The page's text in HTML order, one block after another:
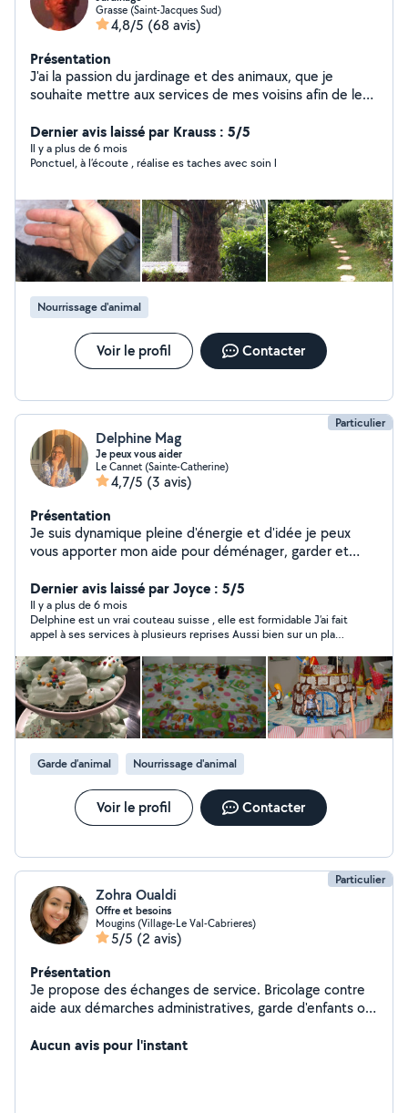
Grasse (Saint-Jacques Sud)
4,8/5 (68 avis)
Présentation
J'ai la passion du jardinage et des animaux, que je
souhaite mettre aux services de mes voisins afin de les
Dernier avis laissé par Krauss : 5/5
Il y a plus de 6 mois
Ponctuel, à l’écoute , réalise es taches avec soin l
Nourrissage d'animal
Voir le profil Contacter
Particulier
Delphine Mag
Je peux vous aider
Le Cannet (Sainte-Catherine)
4,7/5 (3 avis)
Présentation
Je suis dynamique pleine d'énergie et d'idée je peux
vous apporter mon aide pour déménager, garder et
votre appartement en courte durée, bref être votre
assistante personnelle je suis un couteau suisse
Dernier avis laissé par Joyce : 5/5
Il y a plus de 6 mois
Delphine est un vrai couteau suisse , elle est formidable J’ai fait
appel à ses services à plusieurs reprises Aussi bien sur un plan
m’a repeint des tables basses , nettoyer la terrasse , la bâche ,
décorer pour une soirée et même elle très doué pour des
buffets et idées Elle est incroyable elle sait tout faire et en plus
elle est drôle et rapide N’hésitez pas à faire appel à Delphine
elle est incroyable
Garde d’animal Nourrissage d'animal
Voir le profil Contacter
Particulier
Zohra Oualdi
Offre et besoins
Mougins (Village-Le Val-Cabrieres)
5/5 (2 avis)
Présentation
Je propose des échanges de service. Bricolage contre
aide aux démarches administratives, garde d'enfants ou
Aucun avis pour l'instant